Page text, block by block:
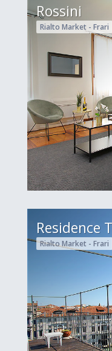
Rossini
Rialto Market - Frari
Residence
Rialto Market - Frari